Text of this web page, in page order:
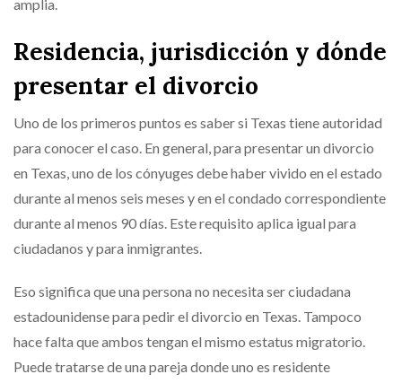
amplia.
Residencia, jurisdicción y dónde
presentar el divorcio
Uno de los primeros puntos es saber si Texas tiene autoridad
para conocer el caso. En general, para presentar un divorcio
en Texas, uno de los cónyuges debe haber vivido en el estado
durante al menos seis meses y en el condado correspondiente
durante al menos 90 días. Este requisito aplica igual para
ciudadanos y para inmigrantes.
Eso significa que una persona no necesita ser ciudadana
estadounidense para pedir el divorcio en Texas. Tampoco
hace falta que ambos tengan el mismo estatus migratorio.
Puede tratarse de una pareja donde uno es residente